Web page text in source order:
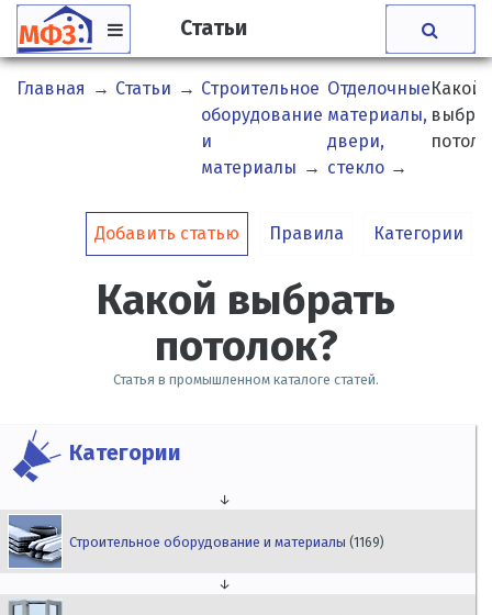
Статьи
Главная → Статьи → Строительное
оборудование
и
материалы →
Отделочные
материалы,
двери,
стекло →
Какой
Добавить статью Правила Категории
Какой выбрать
потолок?
Статья в промышленном каталоге статей.
Категории
↓
Строительное оборудование и материалы(1169)
↓